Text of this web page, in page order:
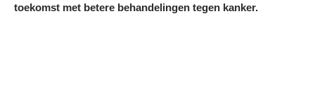
toekomst met betere behandelingen tegen kanker.